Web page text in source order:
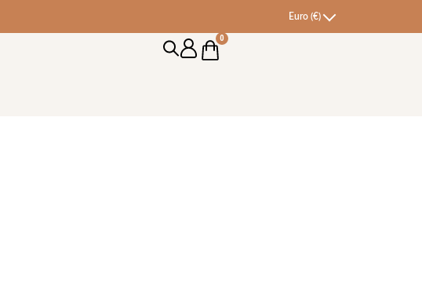
Euro (€)
0Cart